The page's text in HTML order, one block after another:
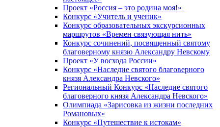
Проект «Россия – это родина моя!»
Конкурс «Учитель и ученик»
Конкурс образовательных экскурсионных
маршрутов «Времен связующая нить»
Конкурс сочинений, посвященный святому
благоверному князю Александру Невскому
Проект «У восхода России»
Конкурс «Наследие святого благоверного
князя Александра Невского»
Региональный Конкурс «Наследие святого
благоверного князя Александра Невского»
Олимпиада «Зарисовка из жизни последних
Романовых»
Конкурс «Путешествие к истокам»